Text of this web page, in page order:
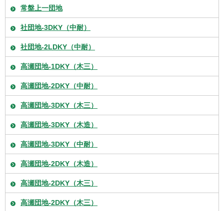
常盤上一団地
社団地-3DKY（中耐）
社団地-2LDKY（中耐）
高瀬団地-1DKY（木三）
高瀬団地-2DKY（中耐）
高瀬団地-3DKY（木三）
高瀬団地-3DKY（木造）
高瀬団地-3DKY（中耐）
高瀬団地-2DKY（木造）
高瀬団地-2DKY（木三）
高瀬団地-2DKY（木三）